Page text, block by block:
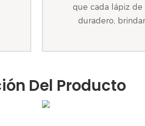
que cada lápiz de
duradero,
Del Producto